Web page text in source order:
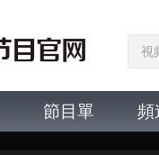
視
節目單 頻